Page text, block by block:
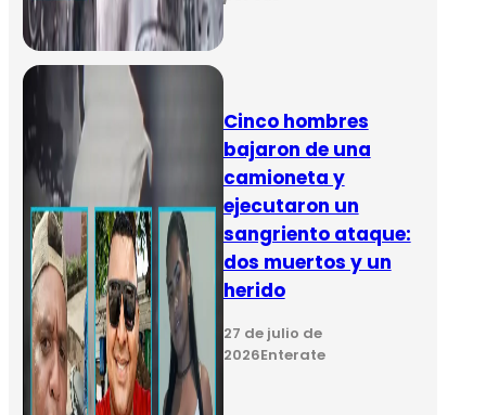
Cinco hombres
bajaron de una
camioneta y
ejecutaron un
sangriento ataque:
dos muertos y un
herido
27 de julio de
2026Enterate